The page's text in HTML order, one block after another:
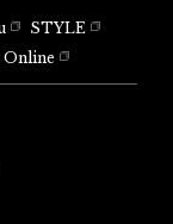
STYLE
Online